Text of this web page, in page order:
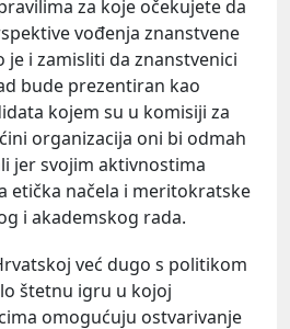
za koje očekujete da
vođenja znanstvene
je i zamisliti da znanstvenici
bude prezentiran kao
kojem su u komisiji za
organizacija oni bi odmah
jer svojim aktivnostima
etička načela i meritokratske
i akademskog rada.
već dugo s politikom
štetnu igru u kojoj
omogućuju ostvarivanje